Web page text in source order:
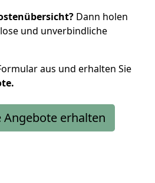
Dann holen
und unverbindliche
aus und erhalten Sie
Angebote erhalten